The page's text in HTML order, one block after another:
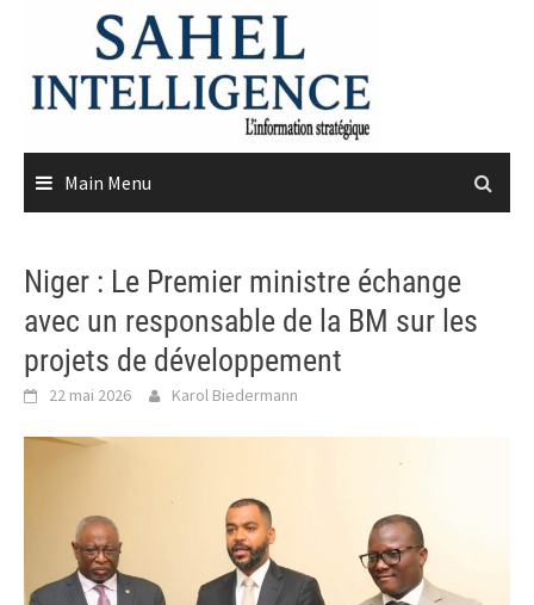
content
Main Menu
Niger : Le Premier ministre échange
avec un responsable de la BM sur les
projets de développement
22 mai 2026 Karol Biedermann